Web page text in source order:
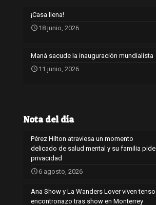
¡Casa llena!
18 junio, 2026
Maná sacude la inauguración mundialista
11 junio, 2026
Nota del día
Pérez Hilton atraviesa un momento
delicado de salud mental y su familia pide
privacidad
6 agosto, 2026
Ana Show y La Wanders Lover viven tenso
encontronazo tras show en Monterrey